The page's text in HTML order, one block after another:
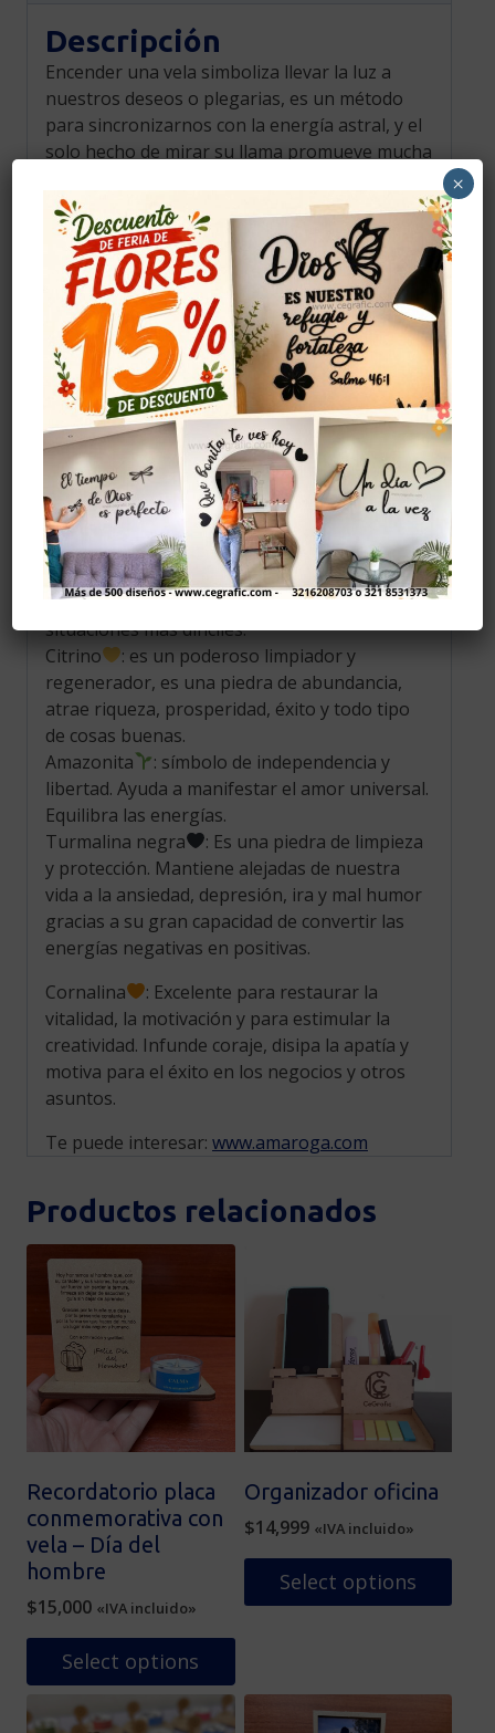
Descripción
Encender una vela simboliza llevar la luz a
nuestros deseos o plegarias, es un método
para sincronizarnos con la energía astral, y el
solo hecho de mirar su llama promueve mucha
contiene cuarzos nos ayuda a reforzar
nuestra intención. Enciéndela y concéntrate en
tu intención. Relájate, respira y permite que la
vela cumpla su cometido.
Amatista
: es una piedra protectora, brinda
calma y tranquilidad.
Cuarzo rosa
: es una piedra de amor
incondicional y paz infinita, nos enseña la
verdadera esencia del amor.
Cuarzo verde
: es una piedra de armonía,
renovación, bienestar y prosperidad.
Jaspe rojo
: es suavemente estimulante, lleva
los problemas a la luz antes de que se hagan
demasiado grandes y ayuda a comprender las
situaciones más difíciles.
Citrino
: es un poderoso limpiador y
regenerador, es una piedra de abundancia,
atrae riqueza, prosperidad, éxito y todo tipo
de cosas buenas.
Amazonita
: símbolo de independencia y
libertad. Ayuda a manifestar el amor universal.
Equilibra las energías.
Turmalina negra
: Es una piedra de limpieza
y protección. Mantiene alejadas de nuestra
vida a la ansiedad, depresión, ira y mal humor
gracias a su gran capacidad de convertir las
energías negativas en positivas.
Cornalina
: Excelente para restaurar la
vitalidad, la motivación y para estimular la
creatividad. Infunde coraje, disipa la apatía y
motiva para el éxito en los negocios y otros
asuntos.
Te puede interesar: www.amaroga.com
Productos relacionados
Recordatorio placa
conmemorativa con
vela – Día del
hombre
$15,000 «IVA incluido»
Select options
producto
Organizador oficina
$14,999 «IVA incluido»
Select options
×